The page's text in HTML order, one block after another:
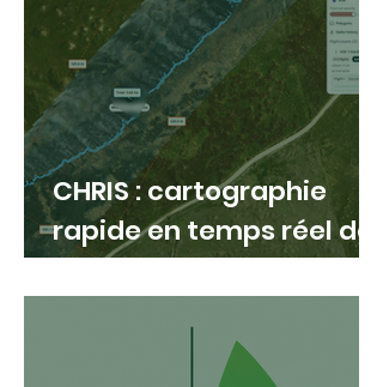
CHRIS : cartographie
rapide en temps réel des
grands feux de forêt